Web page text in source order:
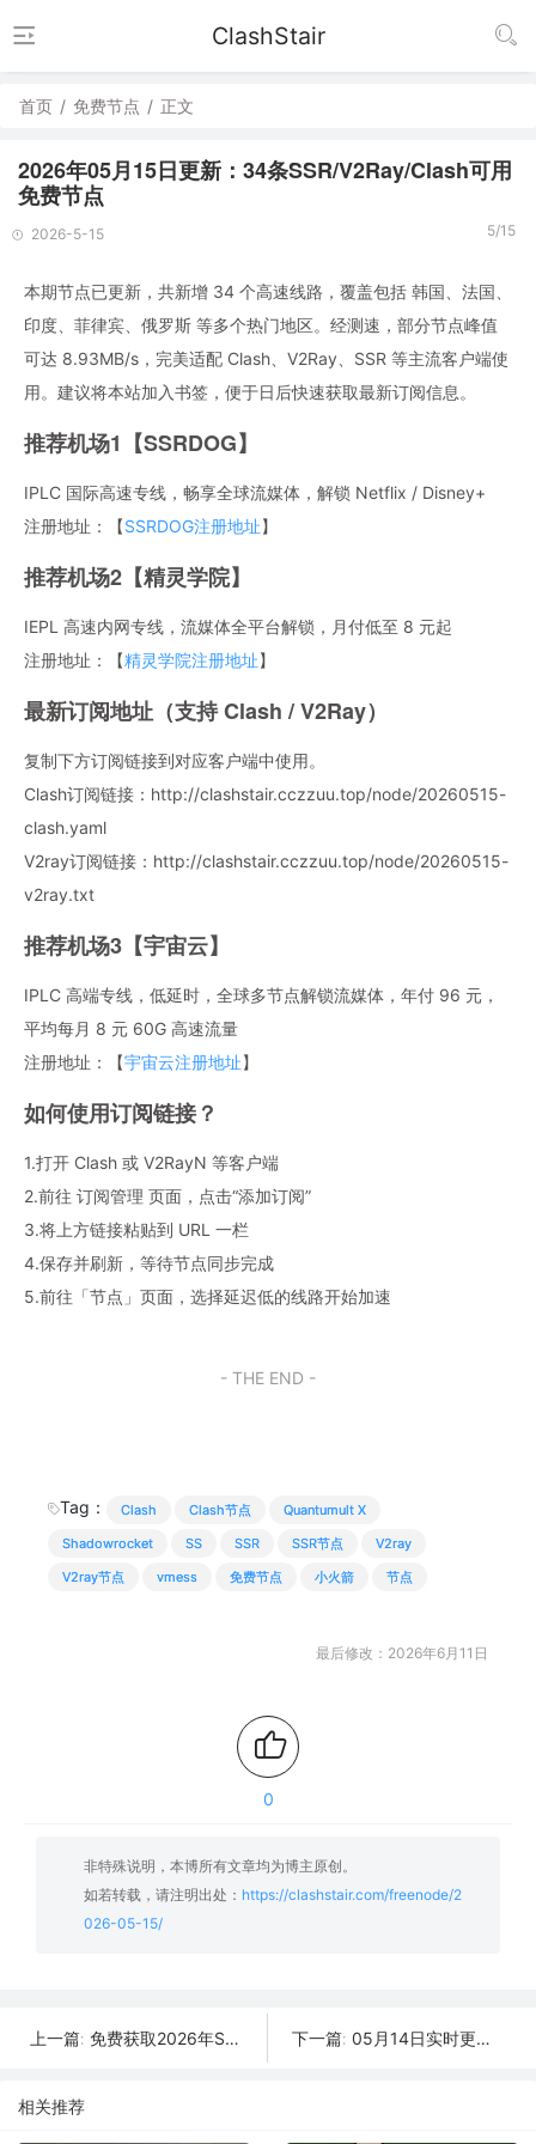
ClashStair
首页 / 免费节点 / 正文
2026年05月15日更新：34条SSR/V2Ray/Clash可用
免费节点
2026-5-15 5/15
本期节点已更新，共新增 34 个高速线路，覆盖包括 韩国、法国、
印度、菲律宾、俄罗斯 等多个热门地区。经测速，部分节点峰值
可达 8.93MB/s，完美适配 Clash、V2Ray、SSR 等主流客户端使
用。建议将本站加入书签，便于日后快速获取最新订阅信息。
推荐机场1【SSRDOG】
IPLC 国际高速专线，畅享全球流媒体，解锁 Netflix / Disney+
注册地址：【SSRDOG注册地址】
推荐机场2【精灵学院】
IEPL 高速内网专线，流媒体全平台解锁，月付低至 8 元起
注册地址：【精灵学院注册地址】
最新订阅地址（支持 Clash / V2Ray）
复制下方订阅链接到对应客户端中使用。
Clash订阅链接：http://clashstair.cczzuu.top/node/20260515-
clash.yaml
V2ray订阅链接：http://clashstair.cczzuu.top/node/20260515-
v2ray.txt
推荐机场3【宇宙云】
IPLC 高端专线，低延时，全球多节点解锁流媒体，年付 96 元，
平均每月 8 元 60G 高速流量
注册地址：【宇宙云注册地址】
如何使用订阅链接？
1.打开 Clash 或 V2RayN 等客户端
2.前往 订阅管理 页面，点击“添加订阅”
3.将上方链接粘贴到 URL 一栏
4.保存并刷新，等待节点同步完成
5.前往「节点」页面，选择延迟低的线路开始加速
- THE END -
Tag： Clash Clash节点
Quantumult X
Shadowrocket
SS SSR SSR节点
V2ray
V2ray节点
vmess 免费节点 小火箭 节点
最后修改：2026年6月11日
0
非特殊说明，本博所有文章均为博主原创。
如若转载，请注明出处： https://clashstair.com/freenode/2
026-05-15/
上一篇: 免费获取2026年SSR/V2Ray/Clash节点 | 05月16日可用 下一篇: 05月14日实时更新：37条可用SSR/V2Ray/Clash节点
相关推荐